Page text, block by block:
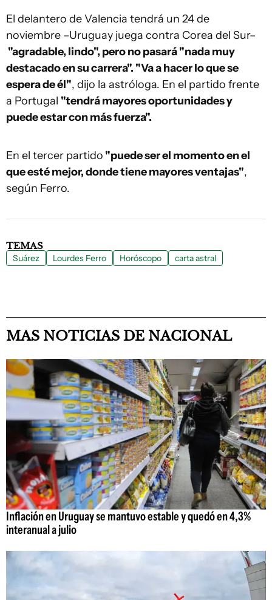
El delantero de Valencia tendrá un 24 de
noviembre –Uruguay juega contra Corea del Sur–
"agradable, lindo", pero no pasará "nada muy
destacado en su carrera". "Va a hacer lo que se
espera de él", dijo la astróloga. En el partido frente
a Portugal "tendrá mayores oportunidades y
puede estar con más fuerza".
En el tercer partido "puede ser el momento en el
que esté mejor, donde tiene mayores ventajas",
según Ferro.
TEMAS
Suárez Lourdes Ferro Horóscopo carta astral
MAS NOTICIAS DE NACIONAL
Inflación en Uruguay se mantuvo estable y quedó en 4,3%
interanual a julio